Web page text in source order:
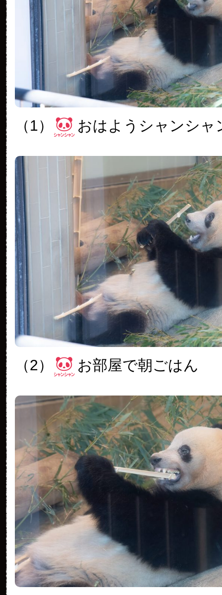
（1） おはようシャンシャ
（2） お部屋で朝ごはん